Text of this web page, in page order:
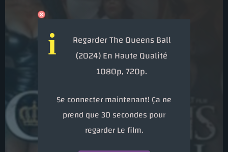
i
Regarder The Queens Ball
(2024) En Haute Qualité
1080p, 720p.
Se connecter maintenant! Ça ne
prend que 30 secondes pour
regarder Le film.